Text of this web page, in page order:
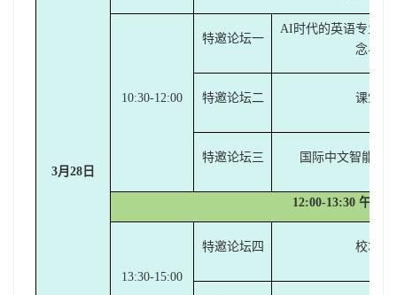
3月28日
10:30-12:00
特邀论坛一
AI时代的英语专业四
念与公
特邀论坛二 课堂测
特邀论坛三 国际中文智能测
12:00-13:30 午餐
13:30-15:00
特邀论坛四 校本测